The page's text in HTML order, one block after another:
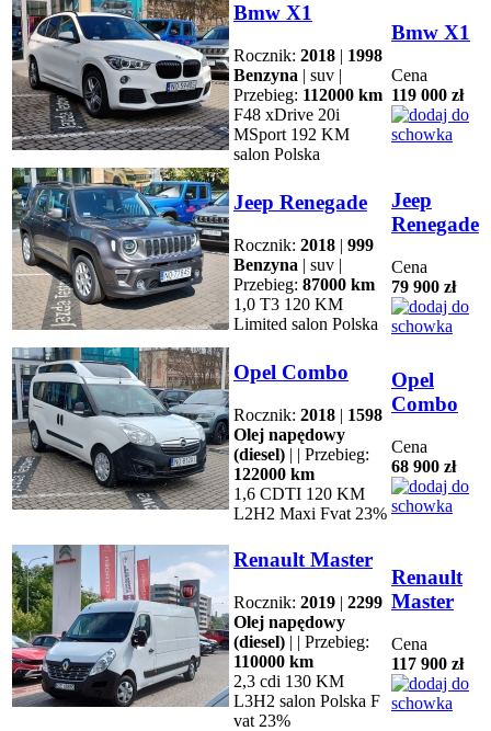
Bmw X1
Rocznik: 2018 | 1998
Benzyna | suv |
Przebieg: 112000 km
F48 xDrive 20i
MSport 192 KM
salon Polska
Bmw X1
Cena
119 000 zł
Jeep Renegade
Rocznik: 2018 | 999
Benzyna | suv |
Przebieg: 87000 km
1,0 T3 120 KM
Limited salon Polska
Jeep
Renegade
Cena
79 900 zł
Opel Combo
Rocznik: 2018 | 1598
Olej napędowy
(diesel) | | Przebieg:
122000 km
1,6 CDTI 120 KM
L2H2 Maxi Fvat 23%
Opel
Combo
Cena
68 900 zł
Renault Master
Rocznik: 2019 | 2299
Olej napędowy
(diesel) | | Przebieg:
110000 km
2,3 cdi 130 KM
L3H2 salon Polska F
vat 23%
Renault
Master
Cena
117 900 zł